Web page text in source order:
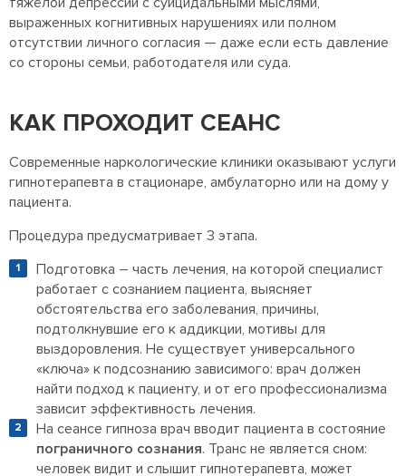
выраженных когнитивных нарушениях или полном
отсутствии личного согласия — даже если есть давление
со стороны семьи, работодателя или суда.
КАК ПРОХОДИТ СЕАНС
Современные наркологические клиники оказывают услуги
гипнотерапевта в стационаре, амбулаторно или на дому у
пациента.
Процедура предусматривает 3 этапа.
Подготовка – часть лечения, на которой специалист
работает с сознанием пациента, выясняет
обстоятельства его заболевания, причины,
подтолкнувшие его к аддикции, мотивы для
выздоровления. Не существует универсального
«ключа» к подсознанию зависимого: врач должен
найти подход к пациенту, и от его профессионализма
зависит эффективность лечения.
На сеансе гипноза врач вводит пациента в состояние
пограничного сознания. Транс не является сном:
человек видит и слышит гипнотерапевта, может